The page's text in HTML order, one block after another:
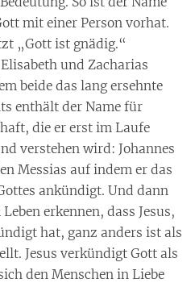
mit einer Person vorhat.
„Gott ist gnädig.“
und Zacharias
beide das lang ersehnte
enthält der Name für
die er erst im Laufe
verstehen wird: Johannes
Messias auf indem er das
ankündigt. Und dann
erkennen, dass Jesus,
hat, ganz anders ist als
Jesus verkündigt Gott als
den Menschen in Liebe